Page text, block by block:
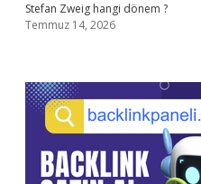
Stefan Zweig hangi dönem ?
Temmuz 14, 2026